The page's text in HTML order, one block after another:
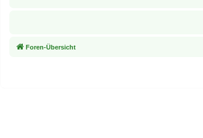
Foren-Übersicht